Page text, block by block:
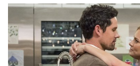
ljubezen svoji partnerki Kylie Jenner.